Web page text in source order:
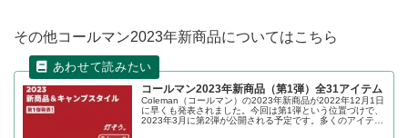
その他コールマン2023年新商品についてはこちら
コールマン2023年新商品（第1弾）全31アイテム
Coleman（コールマン）の2023年新商品が2022年12月1日
に早くも発表されました。今回は第1弾という位置づけで、
2023年3月に第2弾が公開される予定です。多くのアイテム